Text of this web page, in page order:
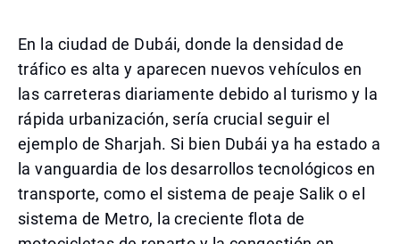
En la ciudad de Dubái, donde la densidad de
tráfico es alta y aparecen nuevos vehículos en
las carreteras diariamente debido al turismo y la
rápida urbanización, sería crucial seguir el
ejemplo de Sharjah. Si bien Dubái ya ha estado a
la vanguardia de los desarrollos tecnológicos en
transporte, como el sistema de peaje Salik o el
sistema de Metro, la creciente flota de